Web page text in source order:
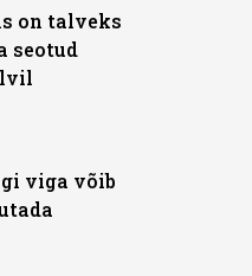
on talveks
seotud
viga võib